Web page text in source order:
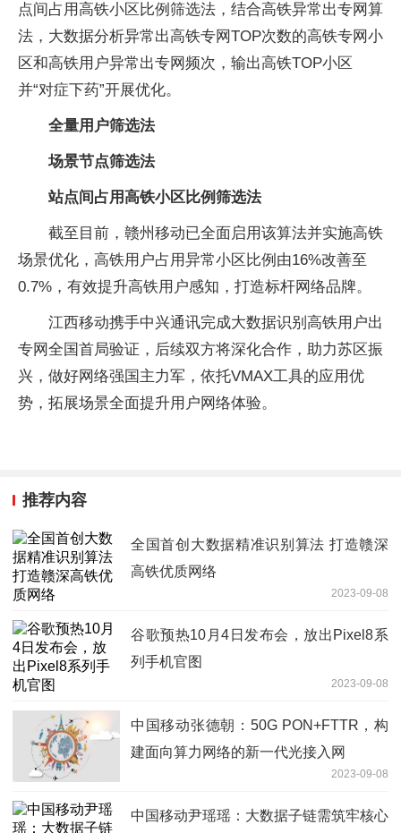
点间占用高铁小区比例筛选法，结合高铁异常出专网算
法，大数据分析异常出高铁专网TOP次数的高铁专网小
区和高铁用户异常出专网频次，输出高铁TOP小区
并“对症下药”开展优化。
全量用户筛选法
场景节点筛选法
站点间占用高铁小区比例筛选法
截至目前，赣州移动已全面启用该算法并实施高铁
场景优化，高铁用户占用异常小区比例由16%改善至
0.7%，有效提升高铁用户感知，打造标杆网络品牌。
江西移动携手中兴通讯完成大数据识别高铁用户出
专网全国首局验证，后续双方将深化合作，助力苏区振
兴，做好网络强国主力军，依托VMAX工具的应用优
势，拓展场景全面提升用户网络体验。
推荐内容
全国首创大数据精准识别算法 打造赣深
高铁优质网络
2023-09-08
谷歌预热10月4日发布会，放出Pixel8系
列手机官图
2023-09-08
中国移动张德朝：50G PON+FTTR，构
建面向算力网络的新一代光接入网
2023-09-08
中国移动尹瑶瑶：大数据子链需筑牢核心